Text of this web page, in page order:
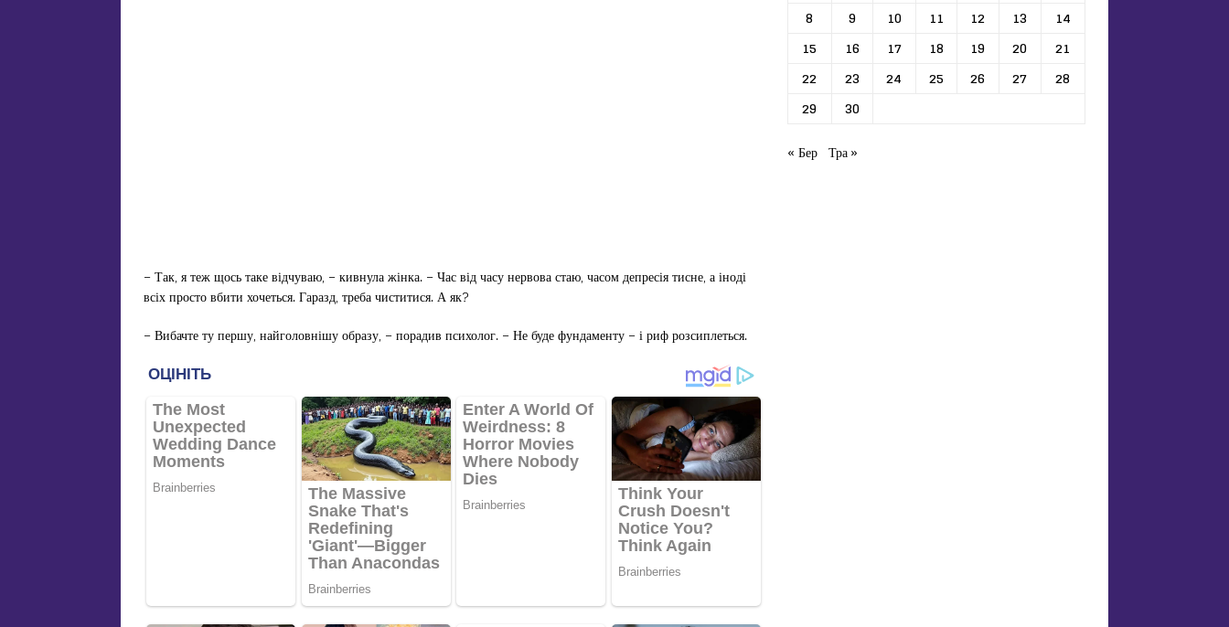
– Так, я теж щось таке відчуваю, – кивнула жінка. – Час від часу нервова стаю, часом депресія тисне, а іноді
всіх просто вбити хочеться. Гаразд, треба чиститися. А як?
– Вибачте ту першу, найголовнішу образу, – порадив психолог. – Не буде фундаменту – і риф розсиплеться.
8
9 10 11 12 13
14
15
16 17 18 19 20
21
22
23 24 25 26 27
28
29
30
« Бер Тра »